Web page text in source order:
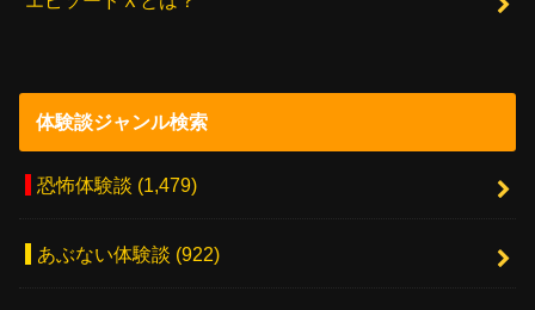
体験談ジャンル検索
恐怖体験談 (1,479)
あぶない体験談 (922)